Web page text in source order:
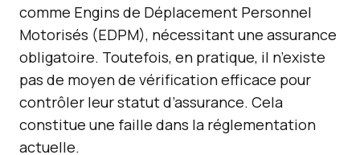
comme Engins de Déplacement Personnel
Motorisés (EDPM), nécessitant une assurance
obligatoire. Toutefois, en pratique, il n’existe
pas de moyen de vérification efficace pour
contrôler leur statut d’assurance. Cela
constitue une faille dans la réglementation
actuelle.